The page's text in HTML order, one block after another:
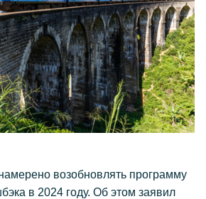
возобновлять программу
в 2024 году. Об этом заявил